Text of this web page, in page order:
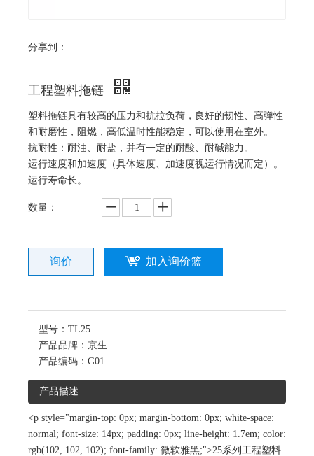
分享到：
工程塑料拖链
塑料拖链具有较高的压力和抗拉负荷，良好的韧性、高弹性
和耐磨性，阻燃，高低温时性能稳定，可以使用在室外。
抗耐性：耐油、耐盐，并有一定的耐酸、耐碱能力。
运行速度和加速度（具体速度、加速度视运行情况而定）。
运行寿命长。
数量：
询价 加入询价篮
型号： TL25
产品品牌： 京生
产品编码： G01
产品描述
<p style="margin-top: 0px; margin-bottom: 0px; white-space:
normal; font-size: 14px; padding: 0px; line-height: 1.7em; color:
rgb(102, 102, 102); font-family: 微软雅黑;">25系列工程塑料